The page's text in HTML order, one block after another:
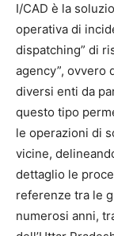
I/CAD è la
operativa di
dispatching” di
agency”, ovvero
diversi enti da
questo tipo
le operazioni di
vicine,
dettaglio le
referenze tra le
numerosi anni,